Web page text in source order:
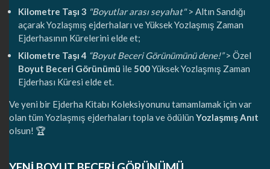
Kilometre Taşı 3 "Boyutlar arası seyahat"> Altın Sandığı
açarak Yozlaşmış ejderhaları ve Yüksek Yozlaşmış Zaman
Ejderhasının Kürelerini elde et;
Kilometre Taşı 4 “Boyut Beceri Görünümünü dene!”> Özel
Boyut Beceri Görünümü ile500Yüksek Yozlaşmış Zaman
Ejderhası Küresi elde et.
Ve yeni bir Ejderha Kitabı Koleksiyonunu tamamlamak için var
olan tüm Yozlaşmış ejderhaları topla ve ödülün Yozlaşmış Anıt
olsun! 🏆